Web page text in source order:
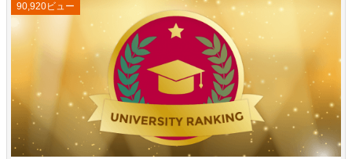
90,920ビュー